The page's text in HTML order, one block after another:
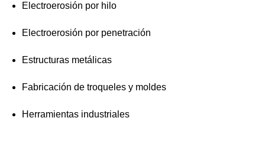
Electroerosión por hilo
Electroerosión por penetración
Estructuras metálicas
Fabricación de troqueles y moldes
Herramientas industriales